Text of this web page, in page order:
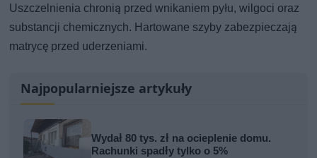
Uszczelnienia chronią przed wnikaniem pyłu, wilgoci oraz
substancji chemicznych. Hartowane szyby zabezpieczają
matrycę przed uderzeniami.
Najpopularniejsze artykuły
Wydał 80 tys. zł na ocieplenie domu.
Rachunki spadły tylko o 5%